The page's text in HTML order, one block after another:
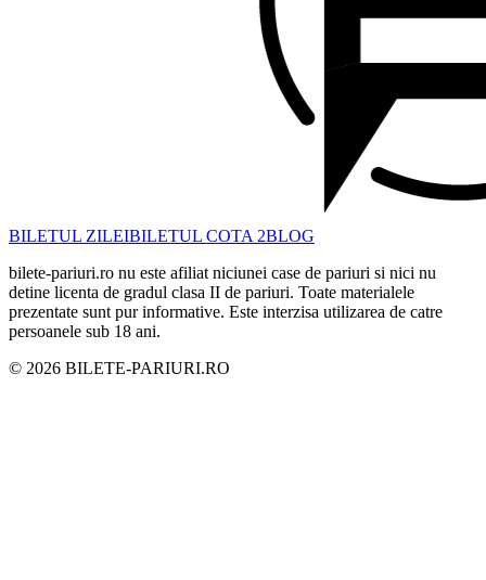
BILETUL ZILEIBILETUL COTA 2BLOG
bilete-pariuri.ro nu este afiliat niciunei case de pariuri si nici nu
detine licenta de gradul clasa II de pariuri. Toate materialele
prezentate sunt pur informative. Este interzisa utilizarea de catre
persoanele sub 18 ani.
© 2026 BILETE-PARIURI.RO